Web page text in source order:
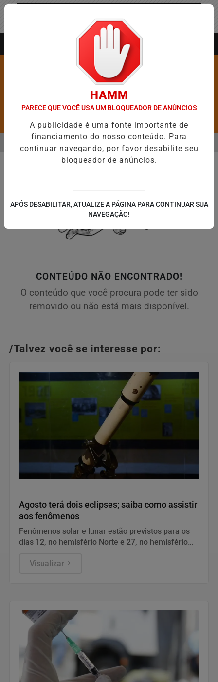
Pesquisar Notícia
EM ALTA
CONTEÚDO NÃO ENCONTRADO!
O conteúdo que você procura pode ter sido
removido ou não está mais disponível.
/Talvez você se interesse por:
Agosto terá dois eclipses; saiba como assistir
aos fenômenos
Fenômenos solar e lunar estão previstos para os
dias 12, no hemisfério Norte e 27, no hemisfério
Visualizar
HAMM
PARECE QUE VOCÊ USA UM BLOQUEADOR DE ANÚNCIOS
A publicidade é uma fonte importante de
financiamento do nosso conteúdo. Para
continuar navegando, por favor desabilite seu
bloqueador de anúncios.
APÓS DESABILITAR, ATUALIZE A PÁGINA PARA CONTINUAR SUA
NAVEGAÇÃO!